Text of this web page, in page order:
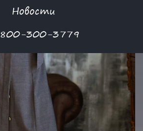
Новости
300-3779